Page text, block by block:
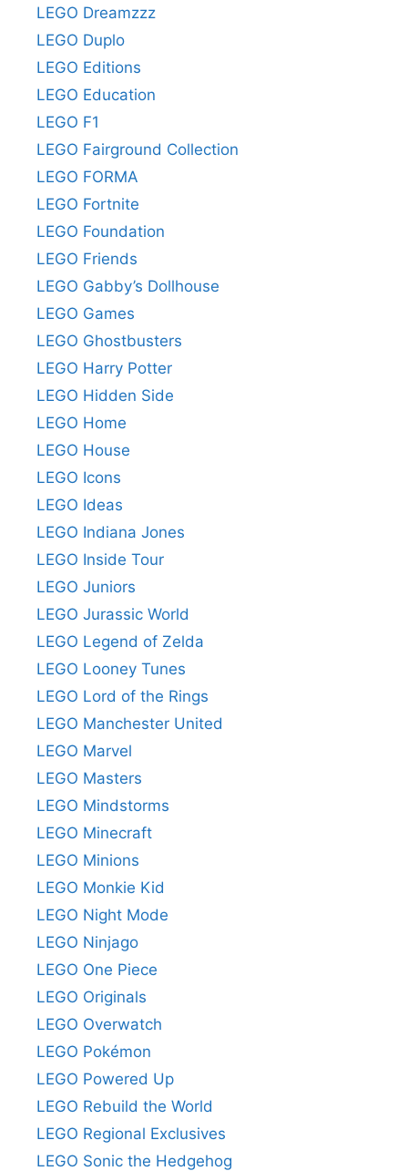
LEGO Dreamzzz
LEGO Duplo
LEGO Editions
LEGO Education
LEGO F1
LEGO Fairground Collection
LEGO FORMA
LEGO Fortnite
LEGO Foundation
LEGO Friends
LEGO Gabby’s Dollhouse
LEGO Games
LEGO Ghostbusters
LEGO Harry Potter
LEGO Hidden Side
LEGO Home
LEGO House
LEGO Icons
LEGO Ideas
LEGO Indiana Jones
LEGO Inside Tour
LEGO Juniors
LEGO Jurassic World
LEGO Legend of Zelda
LEGO Looney Tunes
LEGO Lord of the Rings
LEGO Manchester United
LEGO Marvel
LEGO Masters
LEGO Mindstorms
LEGO Minecraft
LEGO Minions
LEGO Monkie Kid
LEGO Night Mode
LEGO Ninjago
LEGO One Piece
LEGO Originals
LEGO Overwatch
LEGO Pokémon
LEGO Powered Up
LEGO Rebuild the World
LEGO Regional Exclusives
LEGO Sonic the Hedgehog